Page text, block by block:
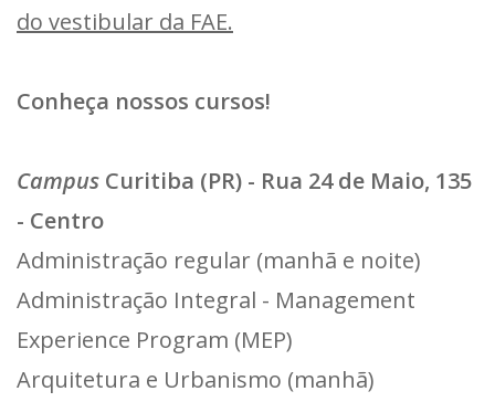
do vestibular da FAE.
Conheça nossos cursos!
Campus Curitiba (PR) - Rua 24 de Maio, 135
- Centro
Administração regular (manhã e noite)
Administração Integral - Management
Experience Program (MEP)
Arquitetura e Urbanismo (manhã)